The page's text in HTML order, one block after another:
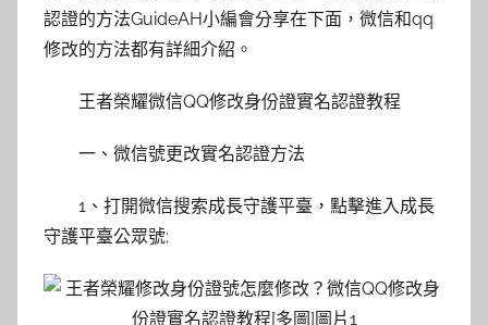
認證的方法GuideAH小編會分享在下面，微信和qq
修改的方法都有詳細介紹。
王者榮耀微信QQ修改身份證實名認證教程
一、微信號更改實名認證方法
1、打開微信搜索成長守護平臺，點擊進入成長
守護平臺公眾號;